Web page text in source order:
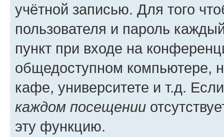
учётной записью. Для того
пользователя и пароль
пункт при входе на
общедоступном компьютере,
кафе, университете и т.д.
каждом посещении
эту функцию.